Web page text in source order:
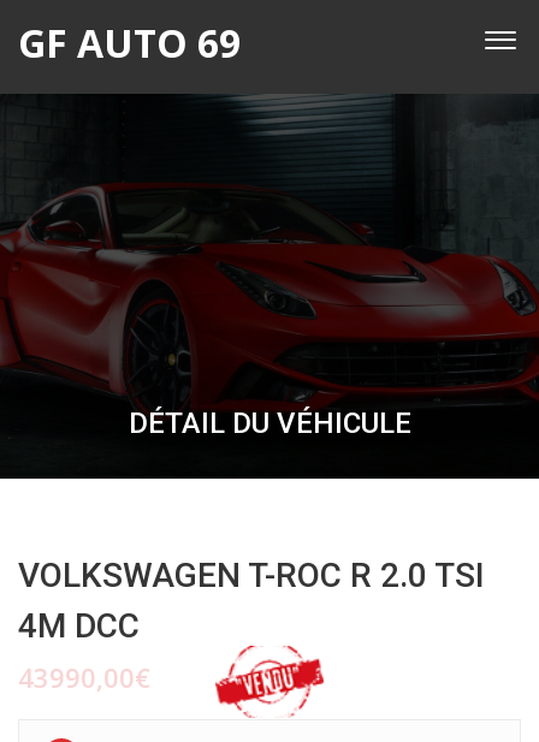
GF AUTO 69
DÉTAIL DU VÉHICULE
VOLKSWAGEN T-ROC R 2.0 TSI
4M DCC
43990,00€